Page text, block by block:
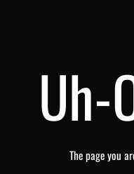
Uh-
The page you